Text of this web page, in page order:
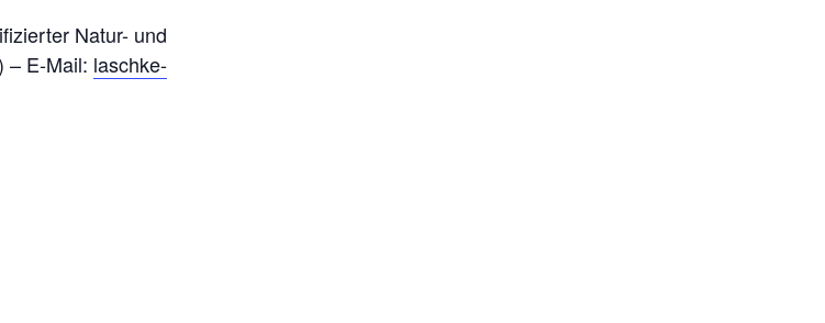
Natur- und
– E-Mail: laschke-